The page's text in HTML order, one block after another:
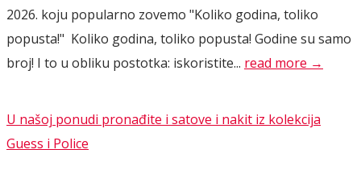
2026. koju popularno zovemo "Koliko godina, toliko
popusta!" Koliko godina, toliko popusta! Godine su samo
broj! I to u obliku postotka: iskoristite... read more →
U našoj ponudi pronađite i satove i nakit iz kolekcija
Guess i Police